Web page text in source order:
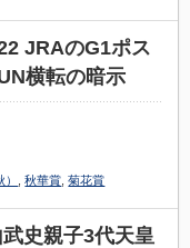
JRAのG1ポス
横転の暗示
,秋華賞 ,菊花賞
史親子3代天皇